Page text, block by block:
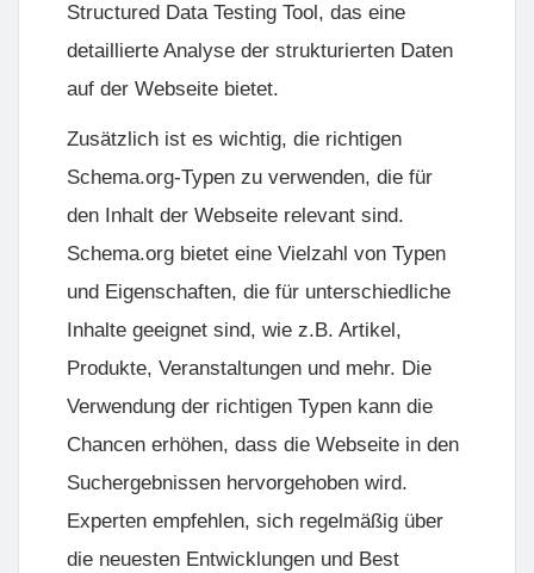
Structured Data Testing Tool, das eine
detaillierte Analyse der strukturierten Daten
auf der Webseite bietet.
Zusätzlich ist es wichtig, die richtigen
Schema.org-Typen zu verwenden, die für
den Inhalt der Webseite relevant sind.
Schema.org bietet eine Vielzahl von Typen
und Eigenschaften, die für unterschiedliche
Inhalte geeignet sind, wie z.B. Artikel,
Produkte, Veranstaltungen und mehr. Die
Verwendung der richtigen Typen kann die
Chancen erhöhen, dass die Webseite in den
Suchergebnissen hervorgehoben wird.
Experten empfehlen, sich regelmäßig über
die neuesten Entwicklungen und Best